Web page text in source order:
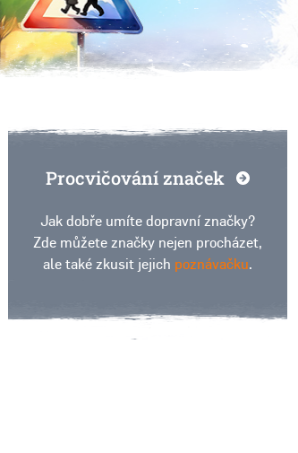
Procvičování značek
Jak dobře umíte dopravní značky?
Zde můžete značky nejen procházet,
ale také zkusit jejich poznávačku.